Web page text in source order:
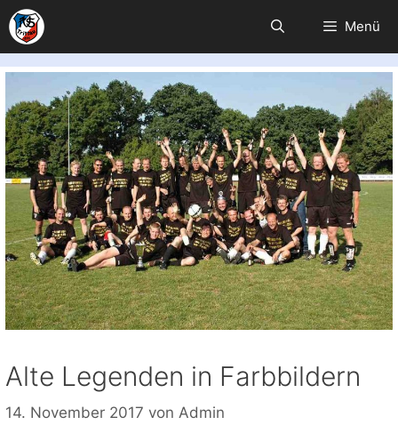
Zum
Inhalt
springen
Menü
Alte Legenden in Farbbildern
14. November 2017 von Admin